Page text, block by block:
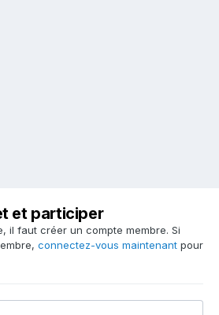
et participer
il faut créer un compte membre. Si
connectez-vous maintenant pour